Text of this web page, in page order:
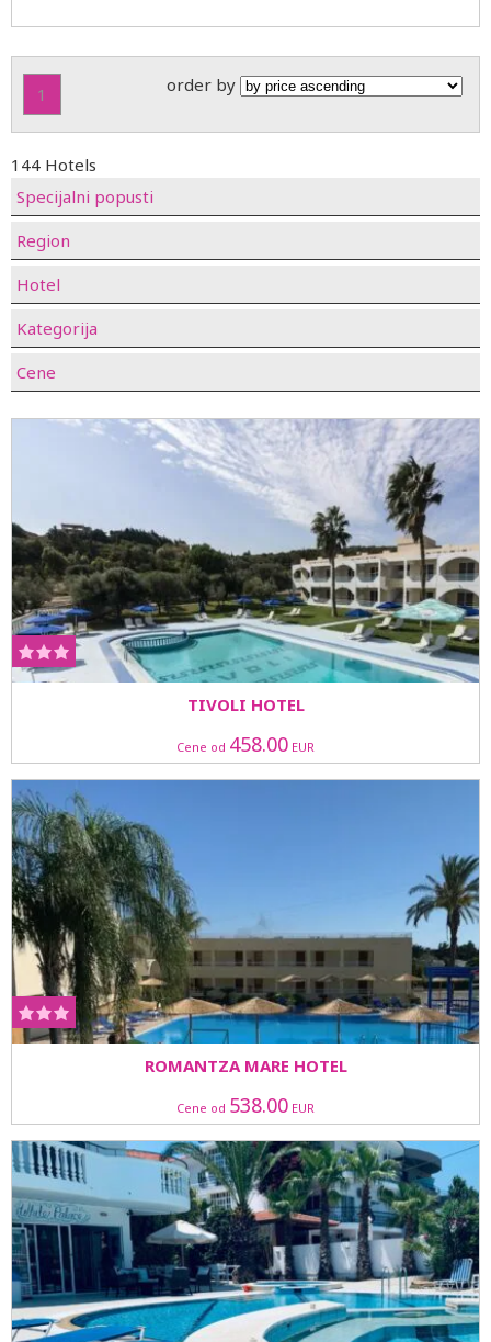
1 order by
144 Hotels
Specijalni popusti
Region
Hotel
Kategorija
Cene
TIVOLI HOTEL
Cene od 458.00 EUR
ROMANTZA MARE HOTEL
Cene od 538.00 EUR